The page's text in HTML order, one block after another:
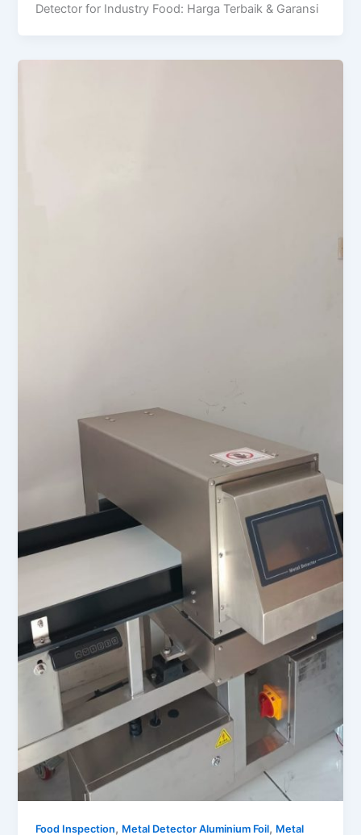
Detector for Industry Food: Harga Terbaik & Garansi
Food Inspection, Metal Detector Aluminium Foil, Metal